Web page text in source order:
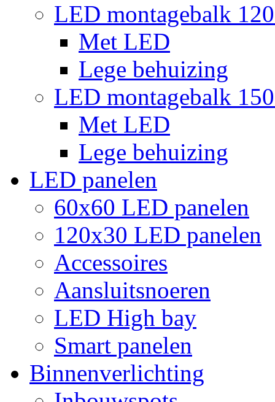
LED montagebalk
Met LED
Lege behuizing
LED montagebalk
Met LED
Lege behuizing
LED panelen
60x60 LED panelen
120x30 LED panelen
Accessoires
Aansluitsnoeren
LED High bay
Smart panelen
Binnenverlichting